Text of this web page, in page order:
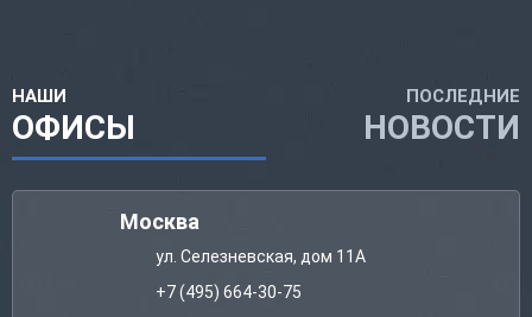
НАШИ
ОФИСЫ
ПОСЛЕДНИЕ
НОВОСТИ
Москва
ул. Селезневская, дом 11А
+7 (495) 664-30-75